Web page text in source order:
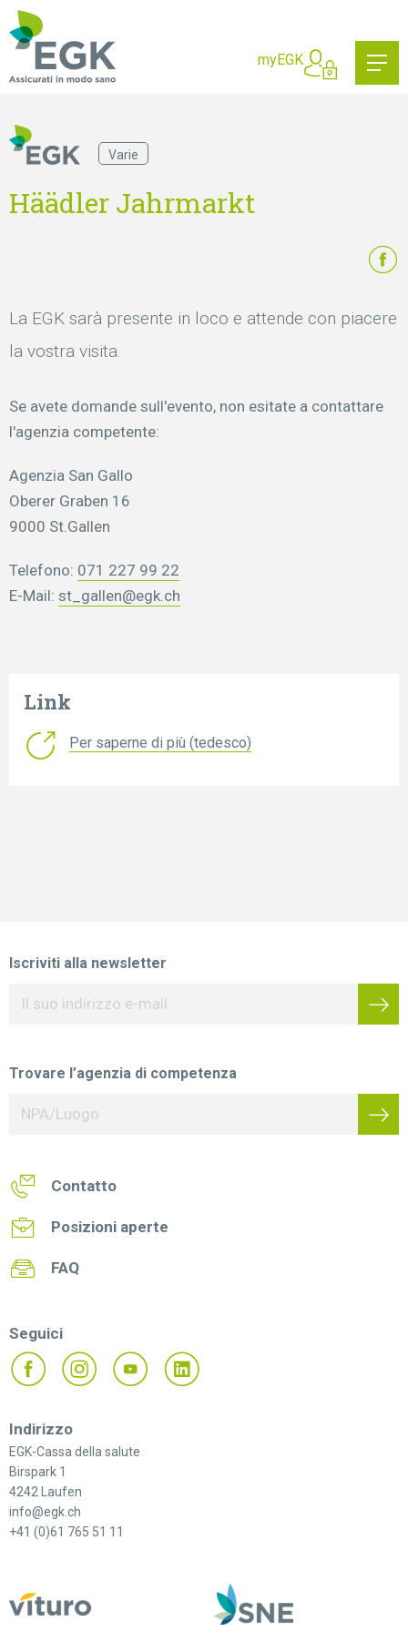
myEGK
Varie
Häädler Jahrmarkt
La EGK sarà presente in loco e attende con piacere
la vostra visita.
Se avete domande sull'evento, non esitate a contattare
l'agenzia competente:
Agenzia San Gallo
Oberer Graben 16
9000 St.Gallen
Telefono: 071 227 99 22
E-Mail: st_gallen@egk.ch
Link
Per saperne di più (tedesco)
Iscriviti alla newsletter
Trovare l’agenzia di competenza
Contatto
Posizioni aperte
FAQ
Seguici
Indirizzo
EGK-Cassa della salute
Birspark 1
4242 Laufen
info@egk.ch
+41 (0)61 765 51 11
Cosa state cercando?